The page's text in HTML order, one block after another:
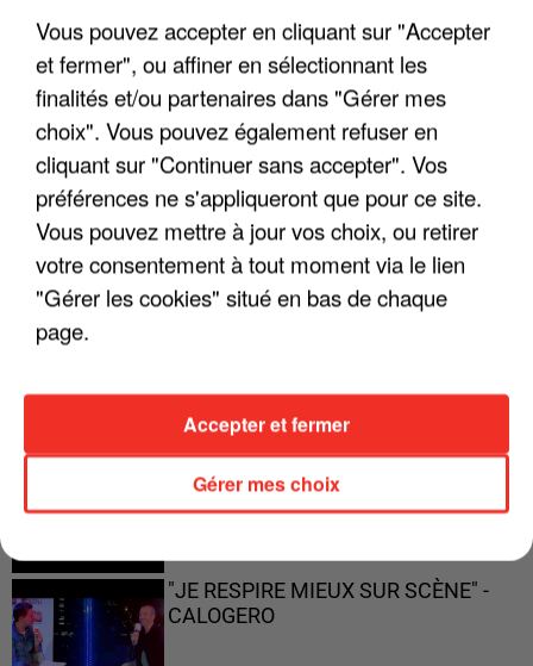
LES INTERVIEWS CHANTE
FRANCE
Voir plus
"JE SUIS À DISPOSITION DES
ENFOIRÉS"
"ON A TOUS LE TRAC"
"ON N'EST PAS DES PARENTS
PARFAITS"
"JE RESPIRE MIEUX SUR SCÈNE" -
CALOGERO
Vous pouvez accepter en cliquant sur "Accepter
et fermer", ou affiner en sélectionnant les
finalités et/ou partenaires dans "Gérer mes
choix". Vous pouvez également refuser en
cliquant sur "Continuer sans accepter". Vos
préférences ne s'appliqueront que pour ce site.
Vous pouvez mettre à jour vos choix, ou retirer
votre consentement à tout moment via le lien
"Gérer les cookies" situé en bas de chaque
page.
Gérer mes choix
Accepter et fermer